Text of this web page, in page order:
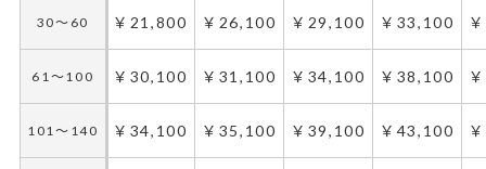
30～60 ￥21,800 ￥26,100 ￥29,100 ￥33,100
61～100 ￥30,100 ￥31,100 ￥34,100 ￥38,100
101～140 ￥34,100 ￥35,100 ￥39,100 ￥43,100